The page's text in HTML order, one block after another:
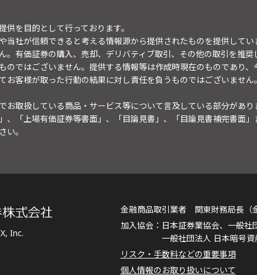
供を目的として行っております。
当社が信頼できると考える情報源から提供されたものを提供して
。有価証券の購入、売却、デリバティブ取引、その他の取引を推
のではございません。提供する情報等は作成時現在のものであり
お客様が取った行動の結果に対し責任を負うものではございませ
お取扱している商品・サービス等について言及している部分があ
、「上場有価証券等書面」、「目論見書」、「目論見書補完書面
い。
Inc.
金融商品取引業者 関東財務局長（
日本証券業協会、一般社
一般社団法人 日本暗号
リスク・手数料などの重要事項
個人情報のお取り扱いについて